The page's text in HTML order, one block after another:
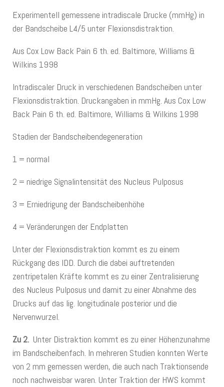
Experimentell gemessene intradiscale Drucke (mmHg) in
der Bandscheibe L4/5 unter Flexionsdistraktion.
Aus Cox Low Back Pain 6 th. ed. Baltimore, Williams &
Wilkins 1998
Intradiscaler Druck in verschiedenen Bandscheiben unter
Flexionsdistraktion. Druckangaben in mmHg. Aus Cox Low
Back Pain 6 th. ed. Baltimore, Williams & Wilkins 1998
Stadien der Bandscheibendegeneration
1 = normal
2 = niedrige Signalintensität des Nucleus Pulposus
3 = Erniedrigung der Bandscheiben­höhe ­
4 = Veränderungen der Endplatten
Unter der Flexionsdistraktion kommt es zu einem
Rückgang des IDD. Durch die dabei auftretenden
zentripetalen Kräfte kommt es zu einer Zentralisierung
des Nucleus Pulposus und damit zu einer Abnahme des
Drucks auf das lig. longitudinale posterior und die
Nervenwurzel.
Zu 2. Unter Distraktion kommt es zu einer Höhenzunahme
im Bandscheibenfach. In mehreren Studien konnten Werte
von 2 mm gemessen werden, die auch nach Traktionsende
noch nachweisbar waren. Unter Traktion der HWS kommt